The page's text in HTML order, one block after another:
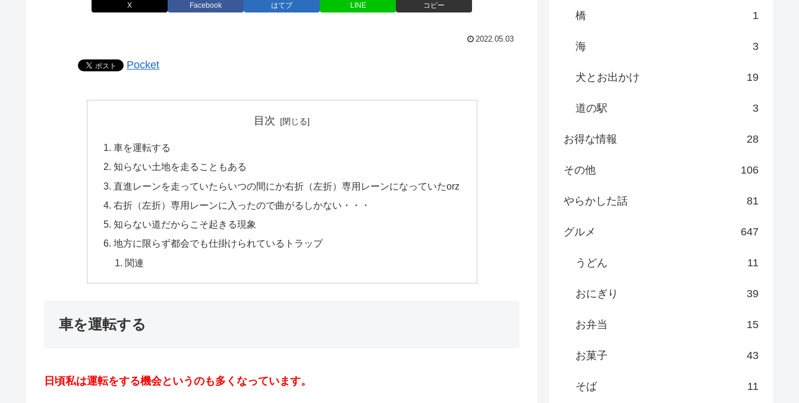
X Facebook はてブ LINE コピー
2022.05.03
Pocket
目次
車を運転する
知らない土地を走ることもある
直進レーンを走っていたらいつの間にか右折（左折）専用レーンになっていたorz
右折（左折）専用レーンに入ったので曲がるしかない・・・
知らない道だからこそ起きる現象
地方に限らず都会でも仕掛けられているトラップ
関連
車を運転する
日頃私は運転をする機会というのも多くなっています。
橋 1
海 3
犬とお出かけ 19
道の駅 3
お得な情報 28
その他 106
やらかした話 81
グルメ 647
うどん 11
おにぎり 39
お弁当 15
お菓子 43
そば 11